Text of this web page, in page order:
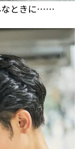
なときに……